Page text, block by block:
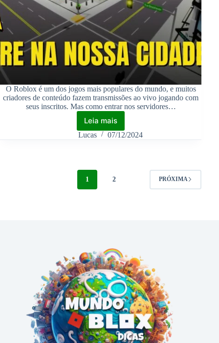
O Roblox é um dos jogos mais populares do mundo, e muitos
criadores de conteúdo fazem transmissões ao vivo jogando com
seus inscritos. Mas como entrar nos servidores…
Leia mais
Lucas 07/12/2024
1 2 PRÓXIMA